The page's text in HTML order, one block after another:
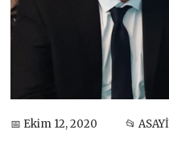
📅 Ekim 12, 2020 📂